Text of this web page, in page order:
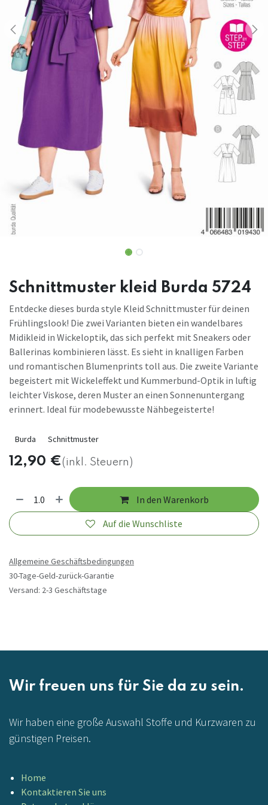
Schnittmuster kleid Burda 5724
Entdecke dieses burda style Kleid Schnittmuster für deinen
Frühlingslook! Die zwei Varianten bieten ein wandelbares
Midikleid in Wickeloptik, das sich perfekt mit Sneakers oder
Ballerinas kombinieren lässt. Es sieht in knalligen Farben
und romantischen Blumenprints toll aus. Die zweite Variante
begeistert mit Wickeleffekt und Kummerbund-Optik in luftig
leichter Viskose, deren Muster an einen Sonnenuntergang
erinnert. Ideal für modebewusste Nähbegeisterte!
Burda Schnittmuster
12,90 €(inkl. Steuern)
In den Warenkorb
Auf die Wunschliste
Allgemeine Geschäftsbedingungen
30-Tage-Geld-zurück-Garantie
Versand: 2-3 Geschäftstage
Wir freuen uns für Sie da zu sein.
Wir haben eine große Auswahl Stoffe und Kurzwaren zu
günstigen Preisen.
Home
Kontaktieren Sie uns